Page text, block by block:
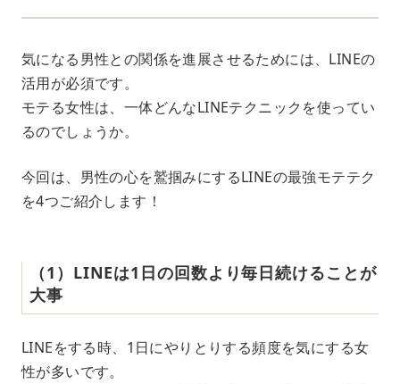
気になる男性との関係を進展させるためには、LINEの
活用が必須です。
モテる女性は、一体どんなLINEテクニックを使ってい
るのでしょうか。
今回は、男性の心を鷲掴みにするLINEの最強モテテク
を4つご紹介します！
（1）LINEは1日の回数より毎日続けることが
大事
LINEをする時、1日にやりとりする頻度を気にする女
性が多いです。